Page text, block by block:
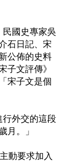
國史專家吳
石日記、宋
公佈的史料
子文評傳》
宋子文是個
行外交的這段
月。」
動要求加入